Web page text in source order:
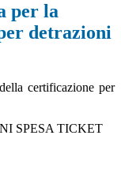
per la
detrazioni
certificazione per
SPESA TICKET